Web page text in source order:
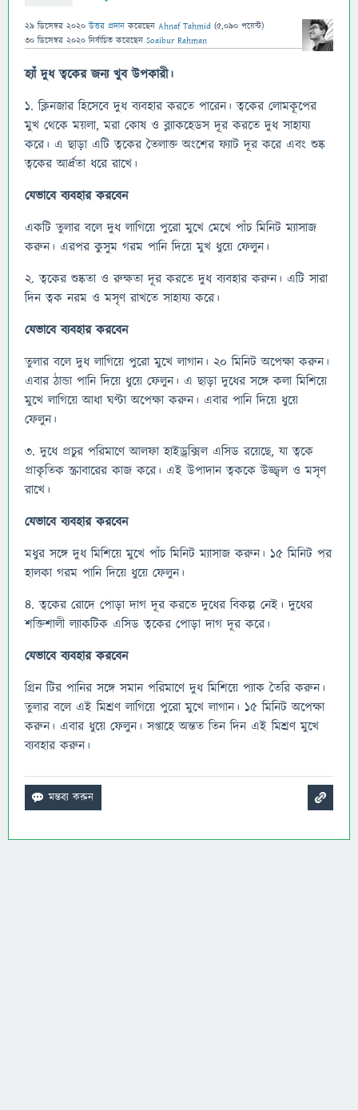
29 ডিসেম্বর 2020 উত্তর প্রদান করেছেন Ahnaf Tahmid (5,090 পয়েন্ট)
30 ডিসেম্বর 2020 নির্বাচিত করেছেন Soaibur Rahman
হ্যাঁ দুধ ত্বকের জন্য খুব উপকারী।
১. ক্লিনজার হিসেবে দুধ ব্যবহার করতে পারেন। ত্বকের লোমকূপের
মুখ থেকে ময়লা, মরা কোষ ও ব্ল্যাকহেডস দূর করতে দুধ সাহায্য
করে। এ ছাড়া এটি ত্বকের তৈলাক্ত অংশের ফ্যাট দূর করে এবং শুষ্ক
ত্বকের আর্দ্রতা ধরে রাখে।
যেভাবে ব্যবহার করবেন
একটি তুলার বলে দুধ লাগিয়ে পুরো মুখে মেখে পাঁচ মিনিট ম্যাসাজ
করুন। এরপর কুসুম গরম পানি দিয়ে মুখ ধুয়ে ফেলুন।
২. ত্বকের শুষ্কতা ও রুক্ষতা দূর করতে দুধ ব্যবহার করুন। এটি সারা
দিন ত্বক নরম ও মসৃণ রাখতে সাহায্য করে।
যেভাবে ব্যবহার করবেন
তুলার বলে দুধ লাগিয়ে পুরো মুখে লাগান। ২০ মিনিট অপেক্ষা করুন।
এবার ঠান্ডা পানি দিয়ে ধুয়ে ফেলুন। এ ছাড়া দুধের সঙ্গে কলা মিশিয়ে
মুখে লাগিয়ে আধা ঘণ্টা অপেক্ষা করুন। এবার পানি দিয়ে ধুয়ে
ফেলুন।
৩. দুধে প্রচুর পরিমাণে আলফা হাইড্রক্সিল এসিড রয়েছে, যা ত্বকে
প্রাকৃতিক স্ক্রাবারের কাজ করে। এই উপাদান ত্বককে উজ্জ্বল ও মসৃণ
রাখে।
যেভাবে ব্যবহার করবেন
মধুর সঙ্গে দুধ মিশিয়ে মুখে পাঁচ মিনিট ম্যাসাজ করুন। ১৫ মিনিট পর
হালকা গরম পানি দিয়ে ধুয়ে ফেলুন।
৪. ত্বকের রোদে পোড়া দাগ দূর করতে দুধের বিকল্প নেই। দুধের
শক্তিশালী ল্যাকটিক এসিড ত্বকের পোড়া দাগ দূর করে।
যেভাবে ব্যবহার করবেন
গ্রিন টির পানির সঙ্গে সমান পরিমাণে দুধ মিশিয়ে প্যাক তৈরি করুন।
তুলার বলে এই মিশ্রণ লাগিয়ে পুরো মুখে লাগান। ১৫ মিনিট অপেক্ষা
করুন। এবার ধুয়ে ফেলুন। সপ্তাহে অন্তত তিন দিন এই মিশ্রণ মুখে
ব্যবহার করুন।